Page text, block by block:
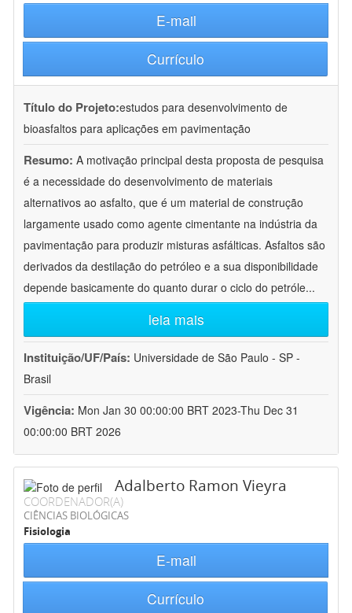
E-mail
Currículo
Título do Projeto:estudos para desenvolvimento de
bioasfaltos para aplicações em pavimentação
Resumo: A motivação principal desta proposta de pesquisa
é a necessidade do desenvolvimento de materiais
alternativos ao asfalto, que é um material de construção
largamente usado como agente cimentante na indústria da
pavimentação para produzir misturas asfálticas. Asfaltos são
derivados da destilação do petróleo e a sua disponibilidade
depende basicamente do quanto durar o ciclo do petróle...
leia mais
Instituição/UF/País: Universidade de São Paulo - SP -
Brasil
Vigência: Mon Jan 30 00:00:00 BRT 2023-Thu Dec 31
00:00:00 BRT 2026
Adalberto Ramon Vieyra
COORDENADOR(A)
CIÊNCIAS BIOLÓGICAS
Fisiologia
E-mail
Currículo